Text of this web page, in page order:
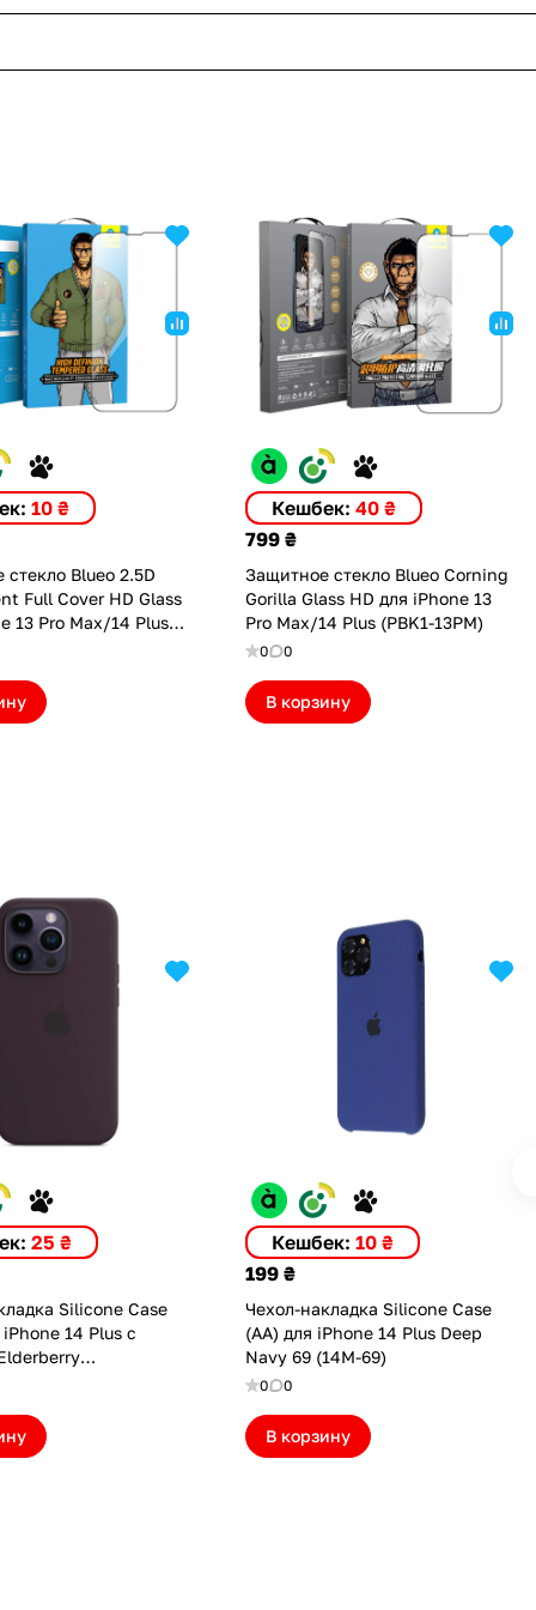
10 ₴
Blueo 2.5D
Full Cover HD Glass
13 Pro Max/14 Plus
Кешбек: 40 ₴
799 ₴
Защитное стекло Blueo Corning
Gorilla Glass HD для iPhone 13
Pro Max/14 Plus (PBK1-13PM)
0 0
В корзину
25 ₴
Silicone Case
14 Plus с
Кешбек: 10 ₴
199 ₴
Чехол-накладка Silicone Case
(AA) для iPhone 14 Plus Deep
Navy 69 (14M-69)
0 0
В корзину